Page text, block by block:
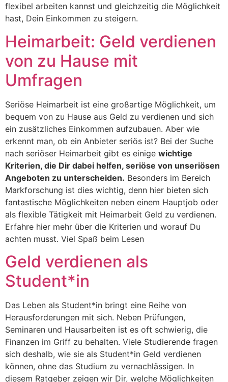
flexibel arbeiten kannst und gleichzeitig die Möglichkeit
hast, Dein Einkommen zu steigern.
Heimarbeit: Geld verdienen
von zu Hause mit
Umfragen
Seriöse Heimarbeit ist eine großartige Möglichkeit, um
bequem von zu Hause aus Geld zu verdienen und sich
ein zusätzliches Einkommen aufzubauen. Aber wie
erkennt man, ob ein Anbieter seriös ist? Bei der Suche
nach seriöser Heimarbeit gibt es einige wichtige
Kriterien, die Dir dabei helfen, seriöse von unseriösen
Angeboten zu unterscheiden. Besonders im Bereich
Markforschung ist dies wichtig, denn hier bieten sich
fantastische Möglichkeiten neben einem Hauptjob oder
als flexible Tätigkeit mit Heimarbeit Geld zu verdienen.
Erfahre hier mehr über die Kriterien und worauf Du
achten musst. Viel Spaß beim Lesen
Geld verdienen als
Student*in
Das Leben als Student*in bringt eine Reihe von
Herausforderungen mit sich. Neben Prüfungen,
Seminaren und Hausarbeiten ist es oft schwierig, die
Finanzen im Griff zu behalten. Viele Studierende fragen
sich deshalb, wie sie als Student*in Geld verdienen
können, ohne das Studium zu vernachlässigen. In
diesem Ratgeber zeigen wir Dir, welche Möglichkeiten